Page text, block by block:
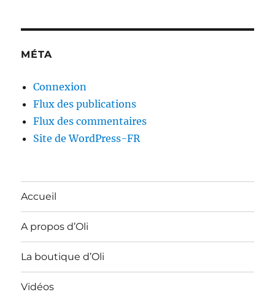
MÉTA
Connexion
Flux des publications
Flux des commentaires
Site de WordPress-FR
Accueil
A propos d’Oli
La boutique d’Oli
Vidéos